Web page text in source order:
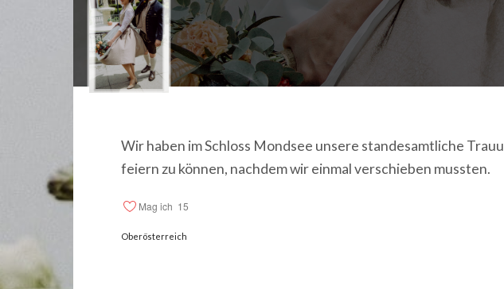
Wir haben im Schloss Mondsee unsere standesamtliche
feiern zu können, nachdem wir einmal verschieben mussten.
Mag ich 15
Oberösterreich